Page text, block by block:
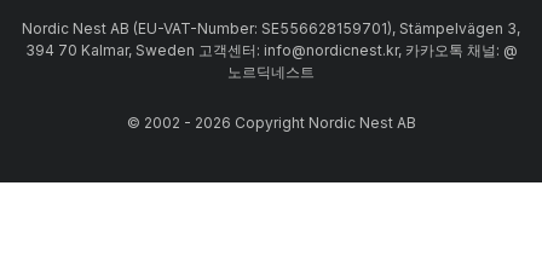
Nordic Nest AB (EU-VAT-Number: SE556628159701), Stämpelvägen 3,
394 70 Kalmar, Sweden 고객센터: info@nordicnest.kr, 카카오톡 채널: @
노르딕네스트
© 2002 - 2026 Copyright Nordic Nest AB